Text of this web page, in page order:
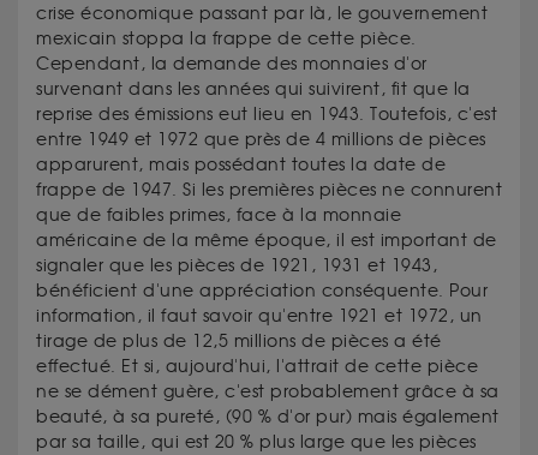
crise économique passant par là, le gouvernement
mexicain stoppa la frappe de cette pièce.
Cependant, la demande des monnaies d'or
survenant dans les années qui suivirent, fit que la
reprise des émissions eut lieu en 1943. Toutefois, c'est
entre 1949 et 1972 que près de 4 millions de pièces
apparurent, mais possédant toutes la date de
frappe de 1947. Si les premières pièces ne connurent
que de faibles primes, face à la monnaie
américaine de la même époque, il est important de
signaler que les pièces de 1921, 1931 et 1943,
bénéficient d'une appréciation conséquente. Pour
information, il faut savoir qu'entre 1921 et 1972, un
tirage de plus de 12,5 millions de pièces a été
effectué. Et si, aujourd'hui, l'attrait de cette pièce
ne se dément guère, c'est probablement grâce à sa
beauté, à sa pureté, (90 % d'or pur) mais également
par sa taille, qui est 20 % plus large que les pièces